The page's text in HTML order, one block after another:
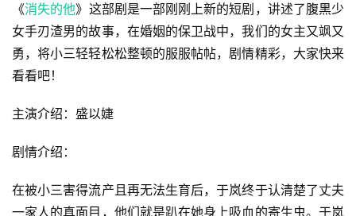
《消失的他》这部剧是一部刚刚上新的短剧，讲述了腹黑少
女手刃渣男的故事，在婚姻的保卫战中，我们的女主又飒又
勇，将小三轻轻松松整顿的服服帖帖，剧情精彩，大家快来
看看吧！
主演介绍：盛以婕
剧情介绍：
在被小三害得流产且再无法生育后，于岚终于认清楚了丈夫
一家人的真面目，他们就是趴在她身上吸血的寄生虫。于岚